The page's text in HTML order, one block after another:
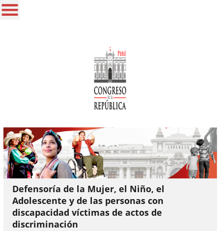
Defensoría de la Mujer, el Niño, el
Adolescente y de las personas con
discapacidad víctimas de actos de
discriminación